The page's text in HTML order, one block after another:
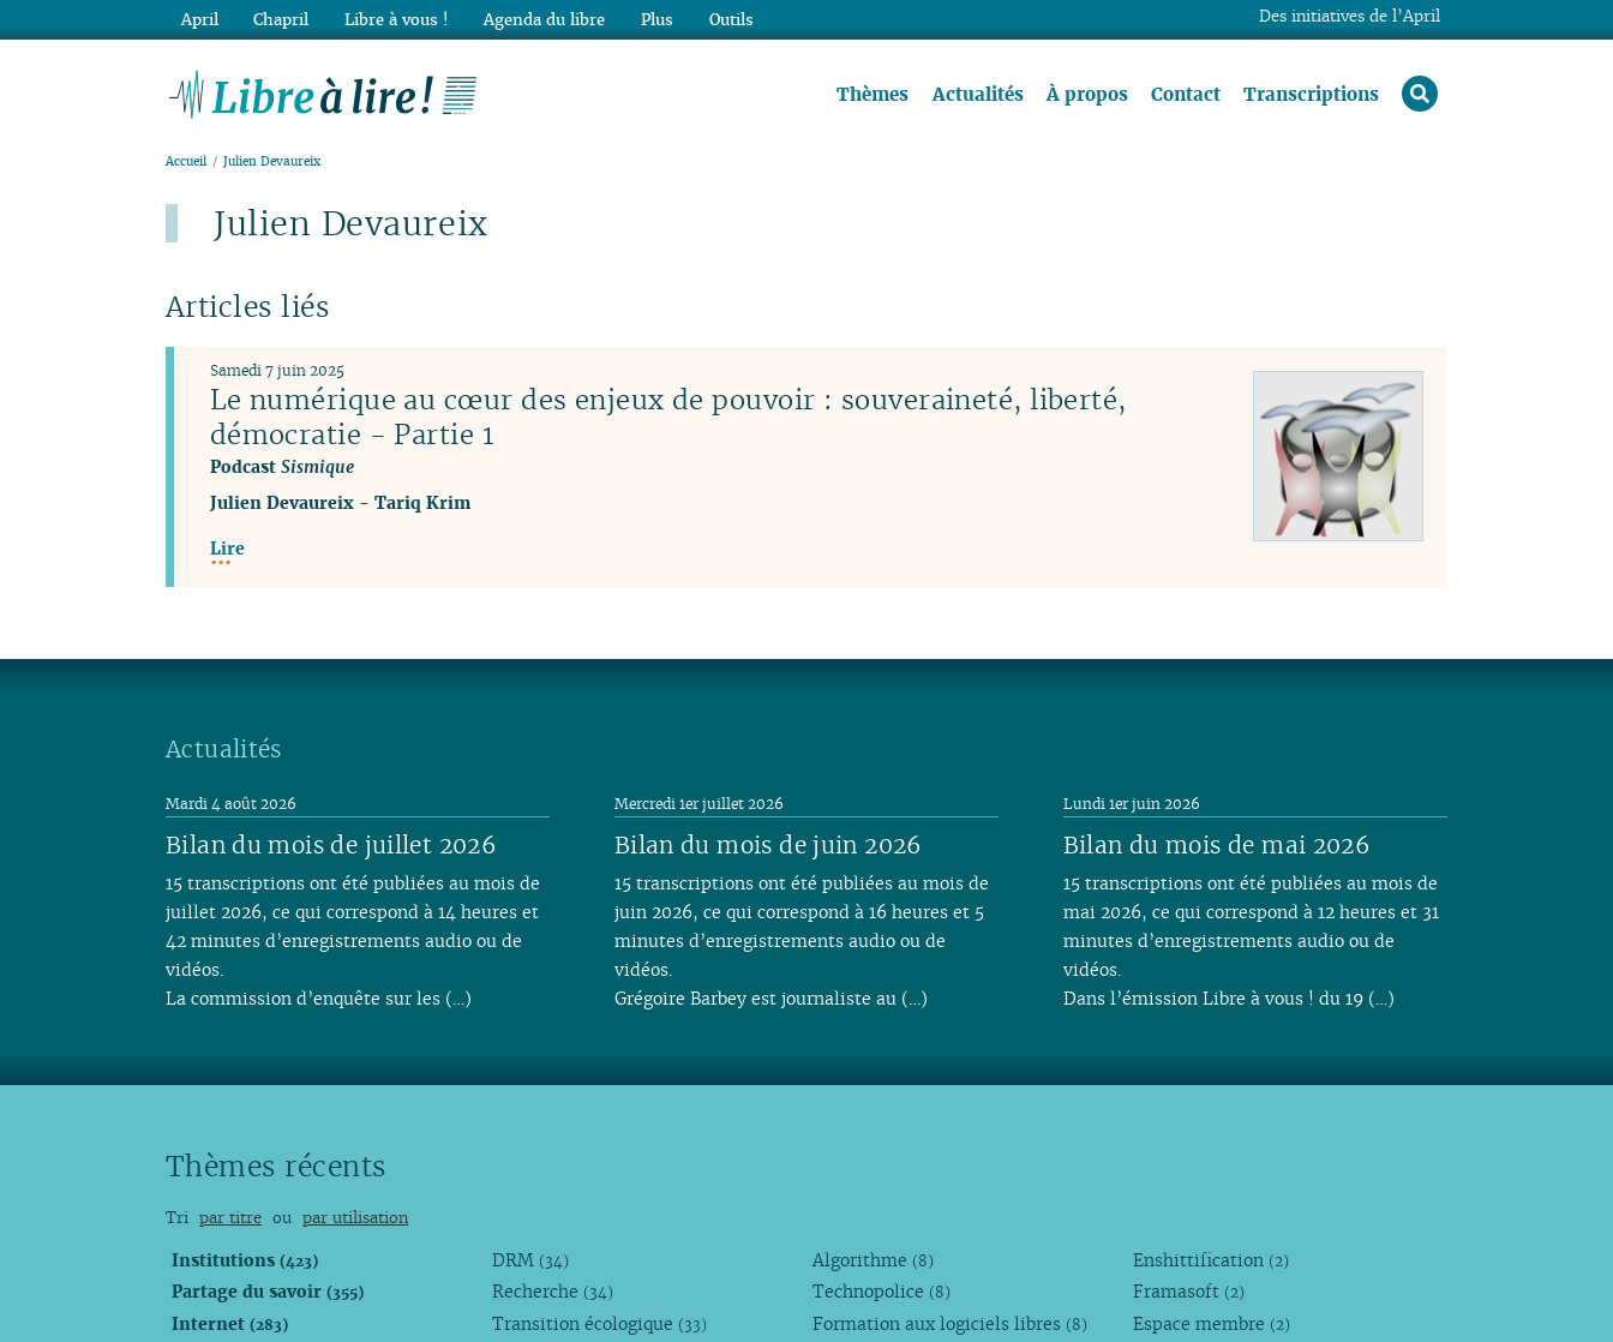
Thèmes Actualités À propos Contact Transcriptions rechercher
Accueil Julien Devaureix
Julien Devaureix
Articles liés
Le numérique au cœur des enjeux de pouvoir : souveraineté, liberté,
démocratie - Partie 1
Podcast Sismique
Samedi 7 juin 2025
Julien Devaureix- Tariq Krim
Lire
Actualités
Bilan du mois de juillet 2026
Mardi 4 août 2026
15 transcriptions ont été publiées au mois de
juillet 2026, ce qui correspond à 14 heures et
42 minutes d’enregistrements audio ou de
vidéos.
La commission d’enquête sur les (…)
Bilan du mois de juin 2026
Mercredi 1er juillet 2026
15 transcriptions ont été publiées au mois de
juin 2026, ce qui correspond à 16 heures et 5
minutes d’enregistrements audio ou de
vidéos.
Grégoire Barbey est journaliste au (…)
Bilan du mois de mai 2026
Lundi 1er juin 2026
15 transcriptions ont été publiées au mois de
mai 2026, ce qui correspond à 12 heures et 31
minutes d’enregistrements audio ou de
vidéos.
Dans l’émission Libre à vous ! du 19 (…)
Thèmes récents
Tri par titre ou par utilisation
Institutions(423)
Partage du savoir(355)
Internet(283)
DRM (34)
Recherche (34)
Transition écologique (33)
Algorithme (8)
Technopolice (8)
Formation aux logiciels libres (8)
Enshittification (2)
Framasoft (2)
Espace membre (2)
Des initiatives de l’April
April Chapril Libre à vous ! Agenda du libre Plus Outils